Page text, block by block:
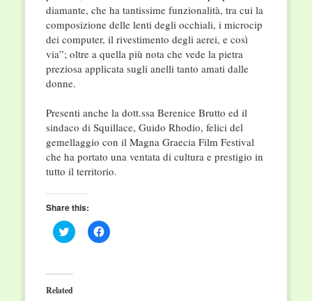
diamante, che ha tantissime funzionalità, tra cui la
composizione delle lenti degli occhiali, i microcip
dei computer, il rivestimento degli aerei, e così
via”; oltre a quella più nota che vede la pietra
preziosa applicata sugli anelli tanto amati dalle
donne.
Presenti anche la dott.ssa Berenice Brutto ed il
sindaco di Squillace, Guido Rhodio, felici del
gemellaggio con il Magna Graecia Film Festival
che ha portato una ventata di cultura e prestigio in
tutto il territorio.
Share this:
Click
to
(Opens
in
new
Click
to
Related